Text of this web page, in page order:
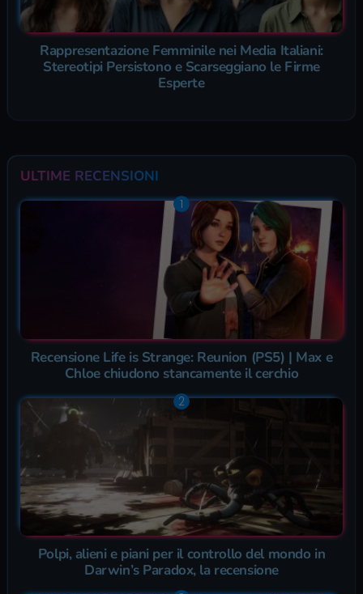
Rappresentazione Femminile nei Media Italiani:
Stereotipi Persistono e Scarseggiano le Firme
Esperte
ULTIME RECENSIONI
Recensione Life is Strange: Reunion (PS5) | Max e
Chloe chiudono stancamente il cerchio
Polpi, alieni e piani per il controllo del mondo in
Darwin’s Paradox, la recensione